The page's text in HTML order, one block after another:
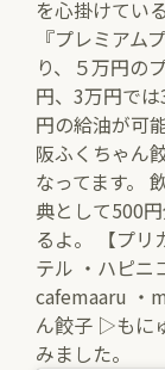
を心掛けてい
『プレミアム
り、５万円の
円、3万円で
円の給油が可
阪ふくちゃん
なってます。
典として500
るよ。 【プリ
テル ・ハピニ
cafemaaru ・
ん餃子 ▷もに
みました。